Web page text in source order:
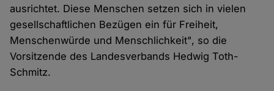
ausrichtet. Diese Menschen setzen sich in vielen
gesellschaftlichen Bezügen ein für Freiheit,
Menschenwürde und Menschlichkeit", so die
Vorsitzende des Landesverbands Hedwig Toth-
Schmitz.